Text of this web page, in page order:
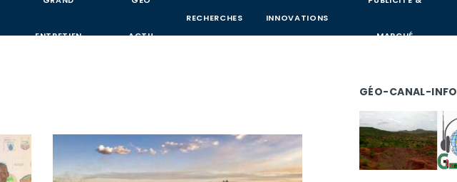
ENTRETIEN ACTU
RECHERCHES INNOVATIONS
MARCHÉ
GÉO-CANAL-INFO